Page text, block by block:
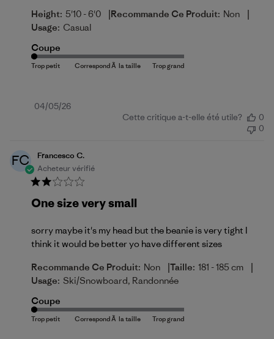
Height: 5'10 - 6'0 |Recommande Ce Produit: Non |
Usage: Casual
Coupe
Date
04/05/26
Cette critique a-t-elle été utile?
0
0
FC
Francesco C.
Acheteur vérifié
One size very small
sorry maybe it's my head but the beanie is very tight I
think it would be better yo have different sizes
Recommande Ce Produit: Non |Taille: 181 - 185 cm |
Usage: Ski/Snowboard, Randonnée
Coupe